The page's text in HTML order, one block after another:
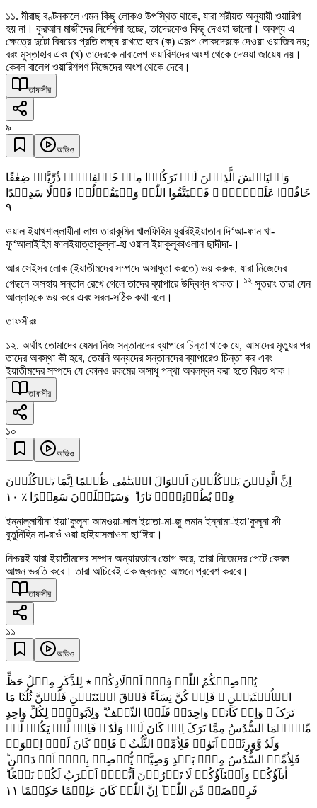
১১. মীরাছ বণ্টনকালে এমন কিছু লোকও উপস্থিত থাকে, যারা শরীয়ত অনুযায়ী ওয়ারিশ
হয় না। কুরআন মাজীদের নির্দেশনা হচ্ছে, তাদেরকেও কিছু দেওয়া ভালো। অবশ্য এ
ক্ষেত্রে দুটো বিষয়ের প্রতি লক্ষ্য রাখতে হবে (ক) এরূপ লোকদেরকে দেওয়া ওয়াজিব নয়;
বরং মুস্তাহাব এবং (খ) তাদেরকে নাবালেগ ওয়ারিশদের অংশ থেকে দেওয়া জায়েয নয়।
কেবল বালেগ ওয়ারিশগণ নিজেদের অংশ থেকে দেবে।
তাফসীর
৯
অডিও
وَلۡیَخۡشَ الَّذِیۡنَ لَوۡ تَرَکُوۡا مِنۡ خَلۡفِہِمۡ ذُرِّیَّۃً ضِعٰفًا
خَافُوۡا عَلَیۡہِمۡ ۪ فَلۡیَتَّقُوا اللّٰہَ وَلۡیَقُوۡلُوۡا قَوۡلًا سَدِیۡدًا
٩
ওয়াল ইয়াখশাল্লাযীনা লাও তারাকূমিন খালফিহিম যুররিইইয়াতান দি‘আ-ফান খা-
ফূ‘আলাইহিম ফালইয়াত্তাকূল্লা-হা ওয়াল ইয়াকূলূকাওলান ছাদীদা-।
আর সেইসব লোক (ইয়াতীমদের সম্পদে অসাধুতা করতে) ভয় করুক, যারা নিজেদের
পেছনে অসহায় সন্তান রেখে গেলে তাদের ব্যাপারে উদ্বিগ্ন থাকত। ১২ সুতরাং তারা যেন
আল্লাহকে ভয় করে এবং সরল-সঠিক কথা বলে।
তাফসীরঃ
১২. অর্থাৎ তোমাদের যেমন নিজ সন্তানদের ব্যাপারে চিন্তা থাকে যে, আমাদের মৃত্যুর পর
তাদের অবস্থা কী হবে, তেমনি অন্যদের সন্তানদের ব্যাপারেও চিন্তা কর এবং
ইয়াতীমদের সম্পদে যে কোনও রকমের অসাধু পন্থা অবলম্বন করা হতে বিরত থাক।
তাফসীর
১০
অডিও
اِنَّ الَّذِیۡنَ یَاۡکُلُوۡنَ اَمۡوَالَ الۡیَتٰمٰی ظُلۡمًا اِنَّمَا یَاۡکُلُوۡنَ
فِیۡ بُطُوۡنِہِمۡ نَارًا ؕ وَسَیَصۡلَوۡنَ سَعِیۡرًا ٪ ١۰
ইন্নাল্লাযীনা ইয়া’কুলূনা আমওয়া-লাল ইয়াতা-মা-জু লমান ইন্নামা-ইয়া’কুলূনা ফী
বুতুনিহিম না-রাওঁ ওয়া ছাইয়াসলাওনা ছা‘ঈরা।
নিশ্চয়ই যারা ইয়াতীমদের সম্পদ অন্যায়ভাবে ভোগ করে, তারা নিজেদের পেটে কেবল
আগুন ভরতি করে। তারা অচিরেই এক জ্বলন্ত আগুনে প্রবেশ করবে।
তাফসীর
১১
অডিও
یُوۡصِیۡکُمُ اللّٰہُ فِیۡۤ اَوۡلَادِکُمۡ ٭ لِلذَّکَرِ مِثۡلُ حَظِّ
الۡاُنۡثَیَیۡنِ ۚ فَاِنۡ کُنَّ نِسَآءً فَوۡقَ اثۡنَتَیۡنِ فَلَہُنَّ ثُلُثَا مَا
تَرَکَ ۚ وَاِنۡ کَانَتۡ وَاحِدَۃً فَلَہَا النِّصۡفُ ؕ وَلِاَبَوَیۡہِ لِکُلِّ وَاحِدٍ
مِّنۡہُمَا السُّدُسُ مِمَّا تَرَکَ اِنۡ کَانَ لَہٗ وَلَدٌ ۚ فَاِنۡ لَّمۡ یَکُنۡ لَّہٗ
وَلَدٌ وَّوَرِثَہٗۤ اَبَوٰہُ فَلِاُمِّہِ الثُّلُثُ ۚ فَاِنۡ کَانَ لَہٗۤ اِخۡوَۃٌ
فَلِاُمِّہِ السُّدُسُ مِنۡۢ بَعۡدِ وَصِیَّۃٍ یُّوۡصِیۡ بِہَاۤ اَوۡ دَیۡنٍ ؕ
اٰبَآؤُکُمۡ وَاَبۡنَآؤُکُمۡ لَا تَدۡرُوۡنَ اَیُّہُمۡ اَقۡرَبُ لَکُمۡ نَفۡعًا ؕ
فَرِیۡضَۃً مِّنَ اللّٰہِ ؕ اِنَّ اللّٰہَ کَانَ عَلِیۡمًا حَکِیۡمًا ١١